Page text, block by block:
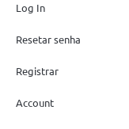
Log In
Resetar senha
Registrar
Account